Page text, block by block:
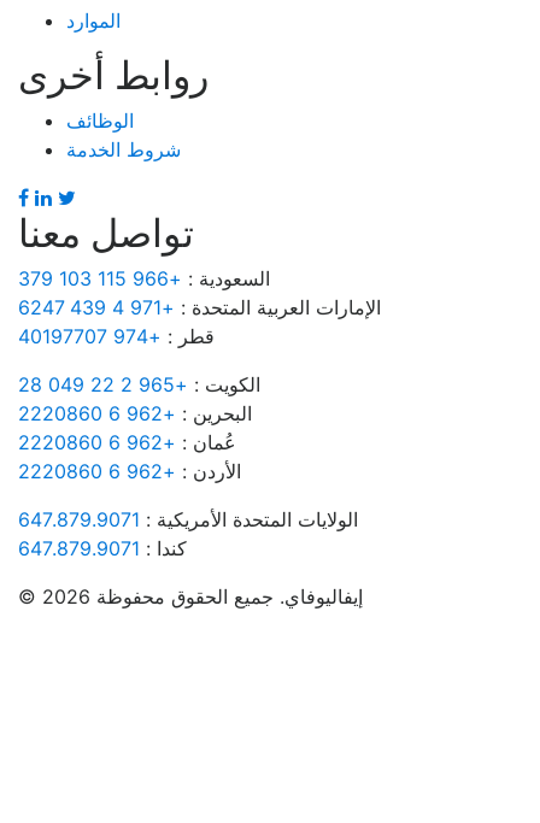
الموارد
روابط أخرى
الوظائف
شروط الخدمة
تواصل معنا
السعودية : +966 115 103 379
الإمارات العربية المتحدة : +971 4 439 6247
قطر : +974 40197707
الكويت : +965 2 22 049 28
البحرين : +962 6 2220860
عُمان : +962 6 2220860
الأردن : +962 6 2220860
الولايات المتحدة الأمريكية : 647.879.9071
كندا : 647.879.9071
© 2026 إيفاليوفاي. جميع الحقوق محفوظة